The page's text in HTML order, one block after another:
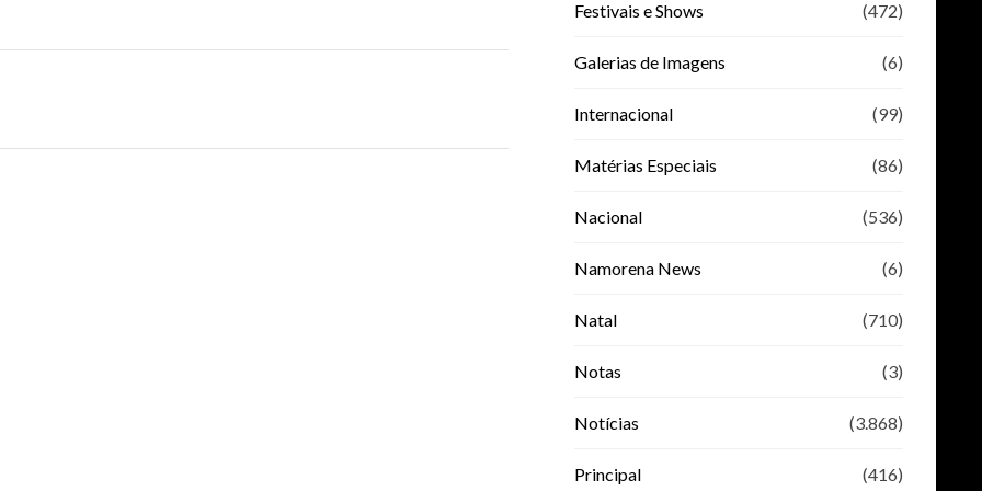
Festivais e Shows (472)
Galerias de Imagens (6)
Internacional (99)
Matérias Especiais (86)
Nacional (536)
Namorena News (6)
Natal (710)
Notas (3)
Notícias (3.868)
Principal (416)